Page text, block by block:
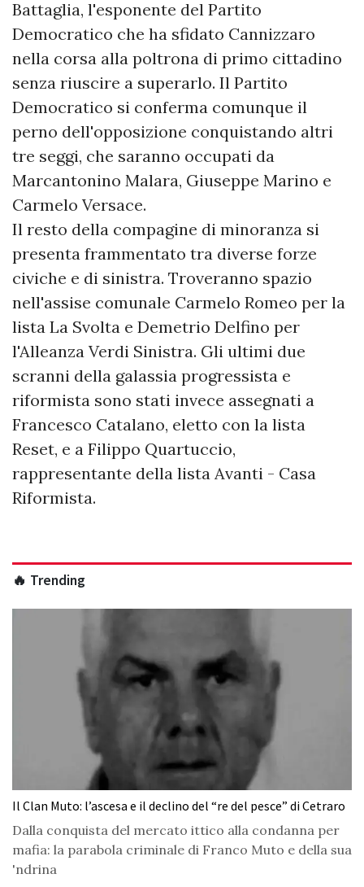
Battaglia, l'esponente del Partito
Democratico che ha sfidato Cannizzaro
nella corsa alla poltrona di primo cittadino
senza riuscire a superarlo. Il Partito
Democratico si conferma comunque il
perno dell'opposizione conquistando altri
tre seggi, che saranno occupati da
Marcantonino Malara, Giuseppe Marino e
Carmelo Versace.
​Il resto della compagine di minoranza si
presenta frammentato tra diverse forze
civiche e di sinistra. Troveranno spazio
nell'assise comunale Carmelo Romeo per la
lista La Svolta e Demetrio Delfino per
l'Alleanza Verdi Sinistra. Gli ultimi due
scranni della galassia progressista e
riformista sono stati invece assegnati a
Francesco Catalano, eletto con la lista
Reset, e a Filippo Quartuccio,
rappresentante della lista Avanti - Casa
Riformista.
🔥 Trending
Il Clan Muto: l’ascesa e il declino del “re del pesce” di Cetraro
Dalla conquista del mercato ittico alla condanna per
mafia: la parabola criminale di Franco Muto e della sua
'ndrina